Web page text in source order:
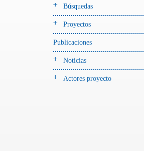
Efigie zoomorfa(56)
Jarra(340)
Mamaderas(1)
Molde(1)
Búsquedas
Proyectos
Publicaciones
Noticias
Actores proyecto